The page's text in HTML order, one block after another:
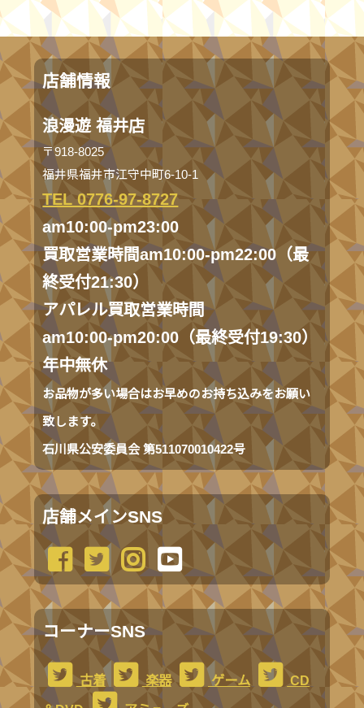
店舗情報
浪漫遊 福井店
〒918-8025
福井県福井市江守中町6-10-1
TEL 0776-97-8727
am10:00-pm23:00
買取営業時間am10:00-pm22:00（最
終受付21:30）
アパレル買取営業時間
am10:00-pm20:00（最終受付19:30）
年中無休
お品物が多い場合はお早めのお持ち込みをお願い
致します。
石川県公安委員会 第511070010422号
店舗メインSNS
コーナーSNS
古着 楽器 ゲーム
CD